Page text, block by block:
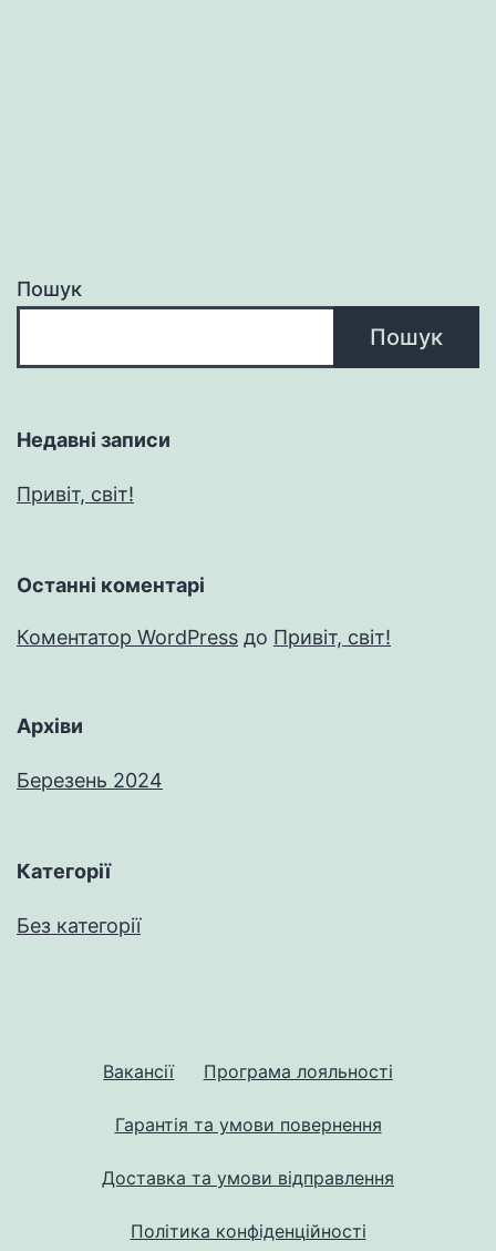
Пошук
Пошук
Недавні записи
Привіт, світ!
Останні коментарі
Коментатор WordPress до Привіт, світ!
Архіви
Березень 2024
Категорії
Без категорії
Вакансії Програма лояльності
Гарантія та умови повернення
Доставка та умови відправлення
Політика конфіденційності